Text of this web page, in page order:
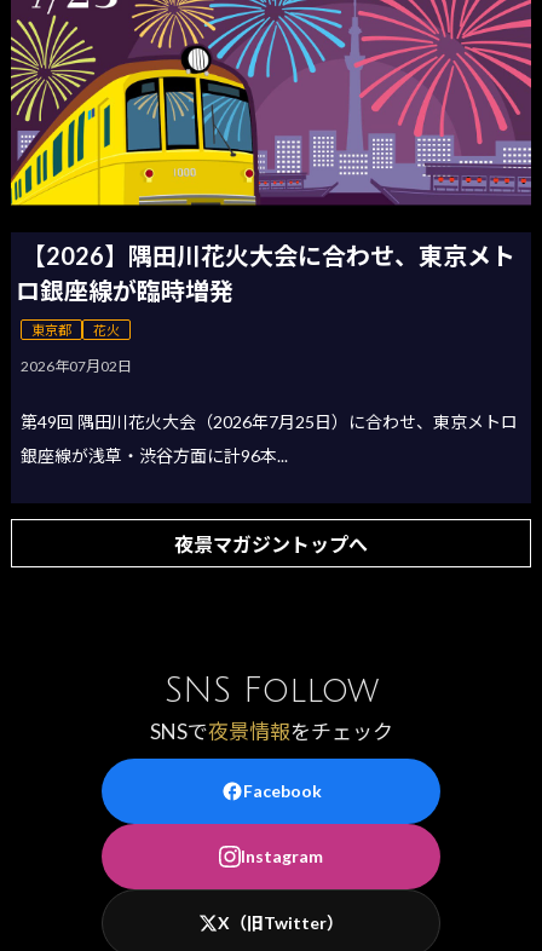
【2026】隅田川花火大会に合わせ、東京メト
ロ銀座線が臨時増発
東京都 花火
2026年07月02日
第49回 隅田川花火大会（2026年7月25日）に合わせ、東京メトロ
銀座線が浅草・渋谷方面に計96本...
夜景マガジントップへ
SNS Follow
SNSで夜景情報をチェック
Facebook
Instagram
X（旧Twitter）